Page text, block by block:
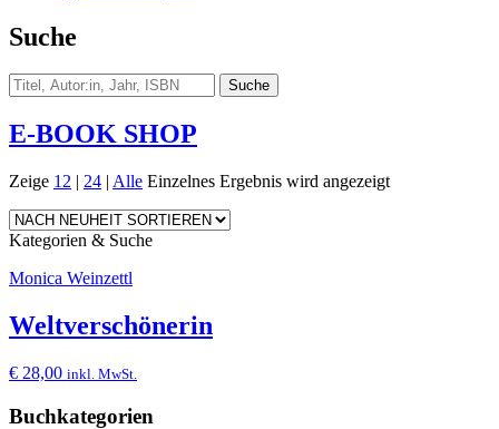
Suche
E-BOOK SHOP
Zeige 12 | 24 | Alle Einzelnes Ergebnis wird angezeigt
Kategorien & Suche
Monica Weinzettl
Weltverschönerin
€ 28,00 inkl. MwSt.
Buchkategorien